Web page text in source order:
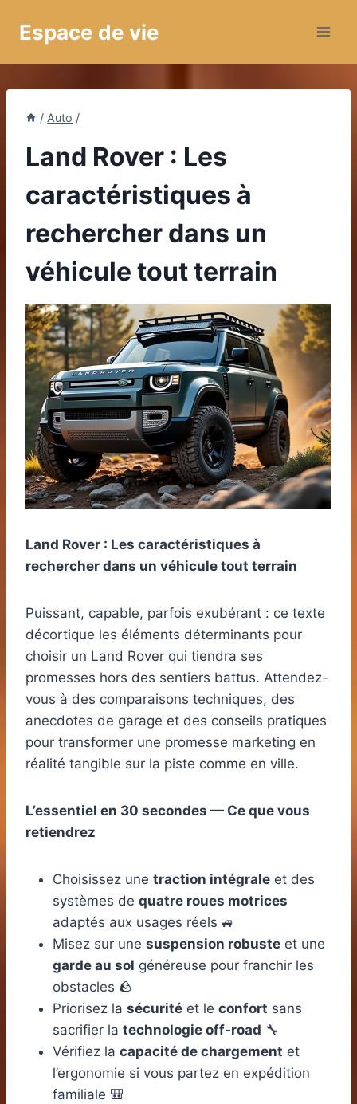
Espace de vie
/ Auto /
Land Rover : Les
caractéristiques à
rechercher dans un
véhicule tout terrain
Land Rover : Les caractéristiques à
rechercher dans un véhicule tout terrain
Puissant, capable, parfois exubérant : ce texte
décortique les éléments déterminants pour
choisir un Land Rover qui tiendra ses
promesses hors des sentiers battus. Attendez-
vous à des comparaisons techniques, des
anecdotes de garage et des conseils pratiques
pour transformer une promesse marketing en
réalité tangible sur la piste comme en ville.
L’essentiel en 30 secondes — Ce que vous
retiendrez
Choisissez une traction intégrale et des
systèmes de quatre roues motrices
adaptés aux usages réels 🚙
Misez sur une suspension robuste et une
garde au sol généreuse pour franchir les
obstacles 🪨
Priorisez la sécurité et le confort sans
sacrifier la technologie off-road 🔧
Vérifiez la capacité de chargement et
l’ergonomie si vous partez en expédition
familiale 🎒